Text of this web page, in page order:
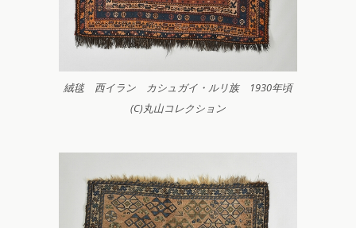
絨毯 西イラン カシュガイ・ルリ族 1930年頃
(C)丸山コレクション